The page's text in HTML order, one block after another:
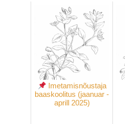
Imetamisnõustaja
baaskoolitus (jaanuar -
aprill 2025)